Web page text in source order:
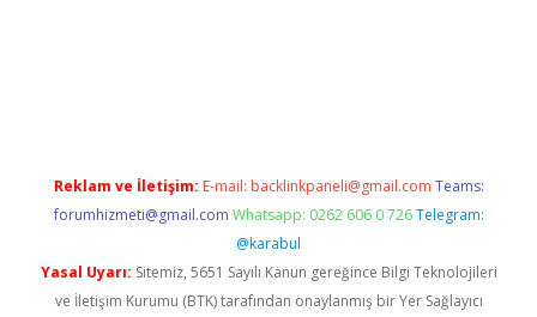
Reklam ve İletişim: E-mail: backlinkpaneli@gmail.com Teams:
forumhizmeti@gmail.com Whatsapp: 0262 606 0 726 Telegram:
@karabul
Yasal Uyarı: Sitemiz, 5651 Sayılı Kanun gereğince Bilgi Teknolojileri
ve İletişim Kurumu (BTK) tarafından onaylanmış bir Yer Sağlayıcı